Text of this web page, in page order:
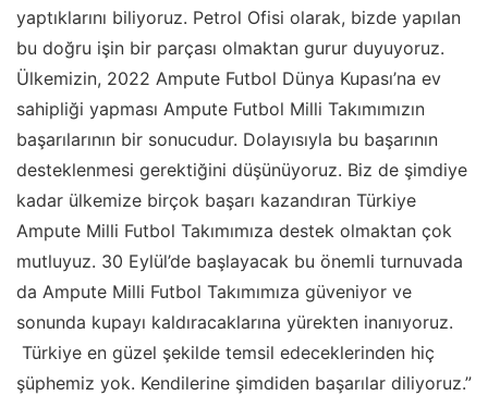
yaptıklarını biliyoruz. Petrol Ofisi olarak, bizde yapılan
bu doğru işin bir parçası olmaktan gurur duyuyoruz.
Ülkemizin, 2022 Ampute Futbol Dünya Kupası’na ev
sahipliği yapması Ampute Futbol Milli Takımımızın
başarılarının bir sonucudur. Dolayısıyla bu başarının
desteklenmesi gerektiğini düşünüyoruz. Biz de şimdiye
kadar ülkemize birçok başarı kazandıran Türkiye
Ampute Milli Futbol Takımımıza destek olmaktan çok
mutluyuz. 30 Eylül’de başlayacak bu önemli turnuvada
da Ampute Milli Futbol Takımımıza güveniyor ve
sonunda kupayı kaldıracaklarına yürekten inanıyoruz.
Türkiye en güzel şekilde temsil edeceklerinden hiç
şüphemiz yok. Kendilerine şimdiden başarılar diliyoruz.”